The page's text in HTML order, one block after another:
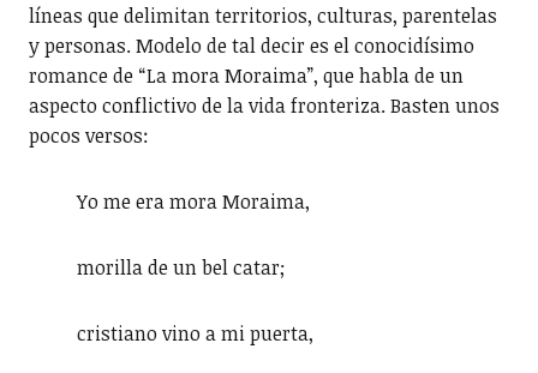
líneas que delimitan territorios, culturas, parentelas
y personas. Modelo de tal decir es el conocidísimo
romance de “La mora Moraima”, que habla de un
aspecto conflictivo de la vida fronteriza. Basten unos
pocos versos:
Yo me era mora Moraima,
morilla de un bel catar;
cristiano vino a mi puerta,